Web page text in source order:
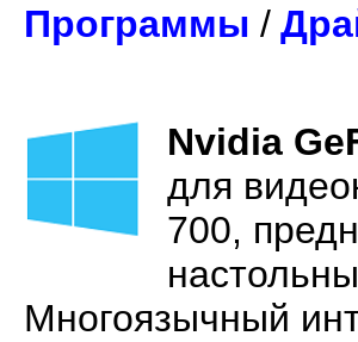
Программы /
Nvidia
для
700,
Многоязычный